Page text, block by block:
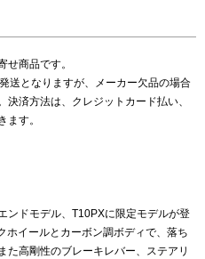
せ商品です。
送となりますが、メーカー欠品の場合
済方法は、クレジットカード払い、
ます。
ンドモデル、T10PXに限定モデルが登
イールとカーボン調ボディで、落ち
た高剛性のブレーキレバー、ステアリ